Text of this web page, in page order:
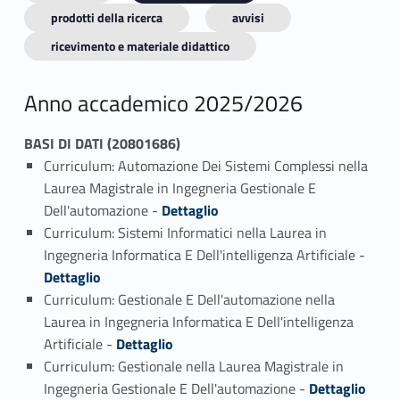
prodotti della ricerca
avvisi
ricevimento e materiale didattico
Anno accademico 2025/2026
BASI DI DATI (20801686)
Curriculum: Automazione Dei Sistemi Complessi nella
Laurea Magistrale in Ingegneria Gestionale E
Dell'automazione - Link identifier #identifier_person_142987-1
Dettaglio
Curriculum: Sistemi Informatici nella Laurea in
Ingegneria Informatica E Dell'intelligenza Artificiale -
Dettaglio
Curriculum: Gestionale E Dell'automazione nella
Laurea in Ingegneria Informatica E Dell'intelligenza
Artificiale - Link identifier #identifier_person_68862-3
Dettaglio
Curriculum: Gestionale nella Laurea Magistrale in
Ingegneria Gestionale E Dell'automazione - Link identifier #identifier_person_117501-4
Dettaglio